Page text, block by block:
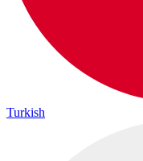
Turkish